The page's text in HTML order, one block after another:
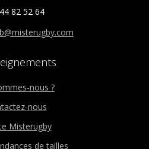
82 52 64
nous ?
nous
Misterugby
de tailles